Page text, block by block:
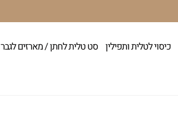
כיסוי לטלית ותפילין סט טלית לחתן / מארזים לגבר